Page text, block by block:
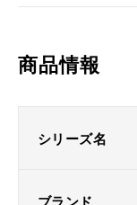
商品情報
シリーズ名
ブランド